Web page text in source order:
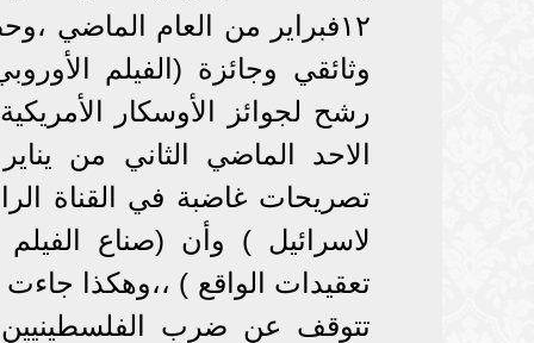
١٢فبراير من العام الماضي
وثائقي وجائزة (الفيلم
رشح لجوائز الأوسكار
الاحد الماضي الثاني من
تصريحات غاضبة في القناة
لاسرائيل ) وأن (صناع
تعقيدات الواقع ) ،،وهكذا
تتوقف عن ضرب